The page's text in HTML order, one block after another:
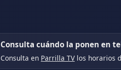
Consulta cuándo la ponen en
Consulta en Parrilla TV los horarios